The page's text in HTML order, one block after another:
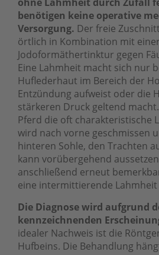
benötigen keine operative
Versorgung. Der freie
örtlich in Kombination mit einer
Jodoformäthertinktur gegen
Eine Lahmheit macht sich nur
Huflederhaut im Bereich der
Entzündung aufweist oder die
stärkeren Druck geltend
Pferd die oft charakteristische
wird nach vorne geschmissen
hinteren Sohle, den Trachten
kann vorübergehend
anschließend erneut
eine intermittierende
Die Diagnose wird aufgrund
kennzeichnenden
idealer Nachweis ist die
Hufbeins. Die Behandlung